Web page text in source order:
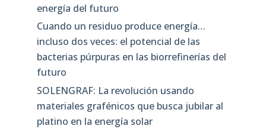
energía del futuro
Cuando un residuo produce energía…
incluso dos veces: el potencial de las
bacterias púrpuras en las biorrefinerías del
futuro
SOLENGRAF: La revolución usando
materiales grafénicos que busca jubilar al
platino en la energía solar